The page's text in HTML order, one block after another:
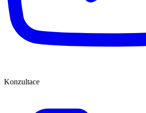
Konzultace